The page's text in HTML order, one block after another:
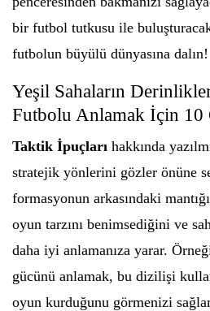
bir futbol tutkusu ile
futbolun büyülü dünyasına dalın!
Yeşil Sahaların
Futbolu Anlamak İçin 10
Taktik İpuçları hakkında
stratejik yönlerini gözler önüne
formasyonun arkasındaki
oyun tarzını benimsediğini ve
daha iyi anlamanıza yarar.
gücünü anlamak, bu dizilişi
oyun kurduğunu görmenizi